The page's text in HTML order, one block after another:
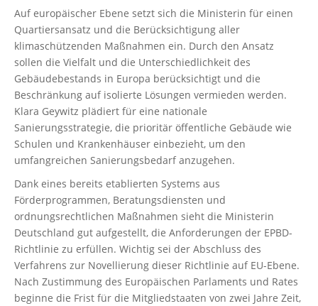
Auf europäischer Ebene setzt sich die Ministerin für einen
Quartiersansatz und die Berücksichtigung aller
klimaschützenden Maßnahmen ein. Durch den Ansatz
sollen die Vielfalt und die Unterschiedlichkeit des
Gebäudebestands in Europa berücksichtigt und die
Beschränkung auf isolierte Lösungen vermieden werden.
Klara Geywitz plädiert für eine nationale
Sanierungsstrategie, die prioritär öffentliche Gebäude wie
Schulen und Krankenhäuser einbezieht, um den
umfangreichen Sanierungsbedarf anzugehen.
Dank eines bereits etablierten Systems aus
Förderprogrammen, Beratungsdiensten und
ordnungsrechtlichen Maßnahmen sieht die Ministerin
Deutschland gut aufgestellt, die Anforderungen der EPBD-
Richtlinie zu erfüllen. Wichtig sei der Abschluss des
Verfahrens zur Novellierung dieser Richtlinie auf EU-Ebene.
Nach Zustimmung des Europäischen Parlaments und Rates
beginne die Frist für die Mitgliedstaaten von zwei Jahre Zeit,